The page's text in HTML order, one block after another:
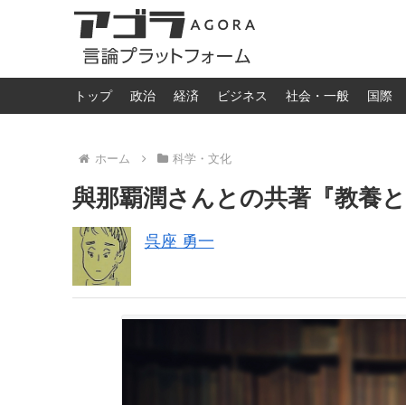
トップ 政治 経済 ビジネス 社会・一般 国際
ホーム 科学・文化
與那覇潤さんとの共著『教養
呉座 勇一